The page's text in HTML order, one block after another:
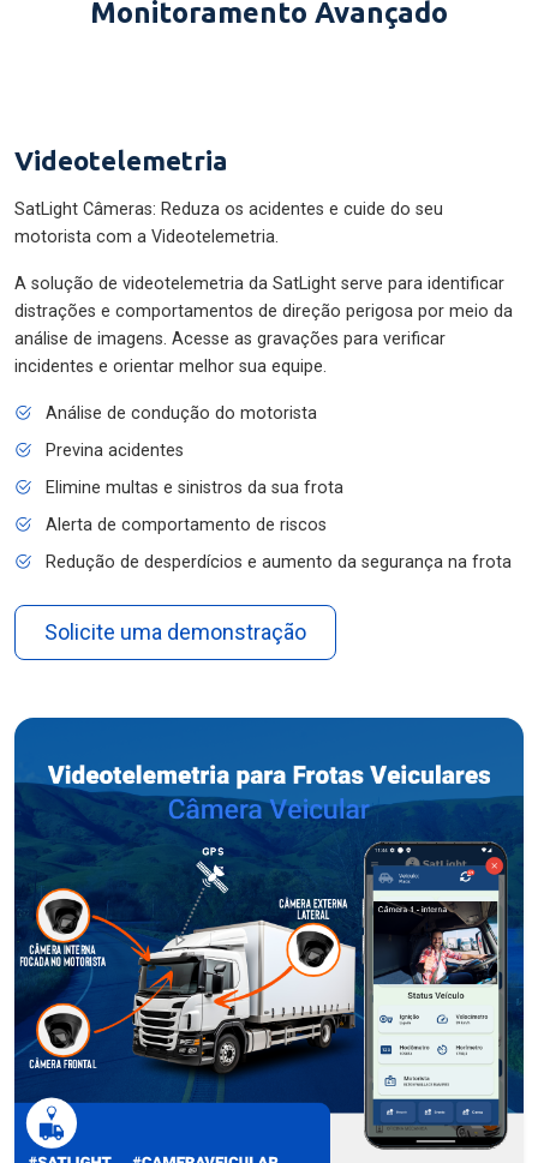
Monitoramento Avançado
Videotelemetria
SatLight Câmeras: Reduza os acidentes e cuide do seu
motorista com a Videotelemetria.
A solução de videotelemetria da SatLight serve para identificar
distrações e comportamentos de direção perigosa por meio da
análise de imagens. Acesse as gravações para verificar
incidentes e orientar melhor sua equipe.
Análise de condução do motorista
Previna acidentes
Elimine multas e sinistros da sua frota
Alerta de comportamento de riscos
Redução de desperdícios e aumento da segurança na frota
Solicite uma demonstração